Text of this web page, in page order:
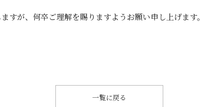
すが、何卒ご理解を賜りますようお願い申し上げます。
一覧に戻る